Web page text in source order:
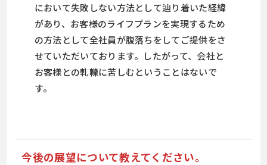
において失敗しない方法として辿り着いた経緯
があり、お客様のライフプランを実現するため
の方法として全社員が腹落ちをしてご提供をさ
せていただいております。したがって、会社と
お客様との軋轢に苦しむということはないで
す。
今後の展望について教えてください。